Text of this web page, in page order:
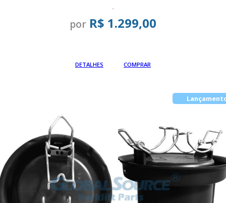
-
por R$ 1.299,00
DETALHES COMPRAR